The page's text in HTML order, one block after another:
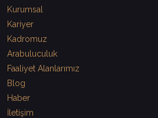
Kurumsal
Kariyer
Kadromuz
Arabuluculuk
Faaliyet Alanlarımız
Blog
Haber
İletişim